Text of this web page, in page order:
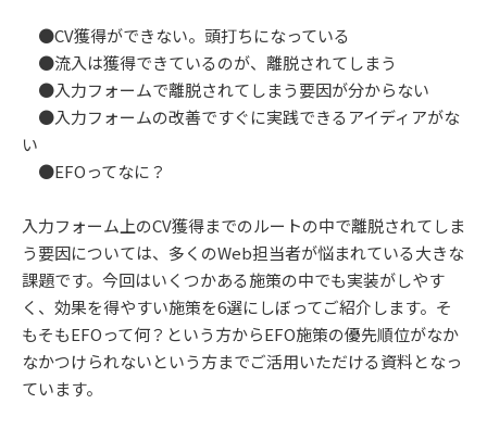
●CV獲得ができない。頭打ちになっている
●流入は獲得できているのが、離脱されてしまう
●入力フォームで離脱されてしまう要因が分からない
●入力フォームの改善ですぐに実践できるアイディアがな
い
●EFOってなに？
入力フォーム上のCV獲得までのルートの中で離脱されてしま
う要因については、多くのWeb担当者が悩まれている大きな
課題です。今回はいくつかある施策の中でも実装がしやす
く、効果を得やすい施策を6選にしぼってご紹介します。そ
もそもEFOって何？という方からEFO施策の優先順位がなか
なかつけられないという方までご活用いただける資料となっ
ています。